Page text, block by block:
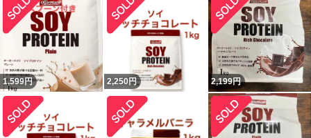
1,599円 2,250 円 2,199円